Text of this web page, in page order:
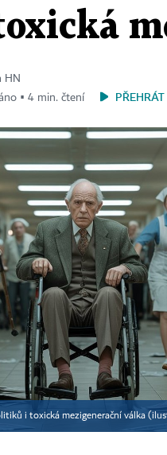
HN
▪ 4 min. čtení
i toxická mezigenerační válka